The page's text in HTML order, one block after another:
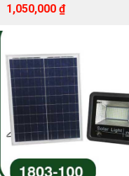
Giá
gốc
1,050,000 ₫Giá
hiện
1,050,000 ₫.